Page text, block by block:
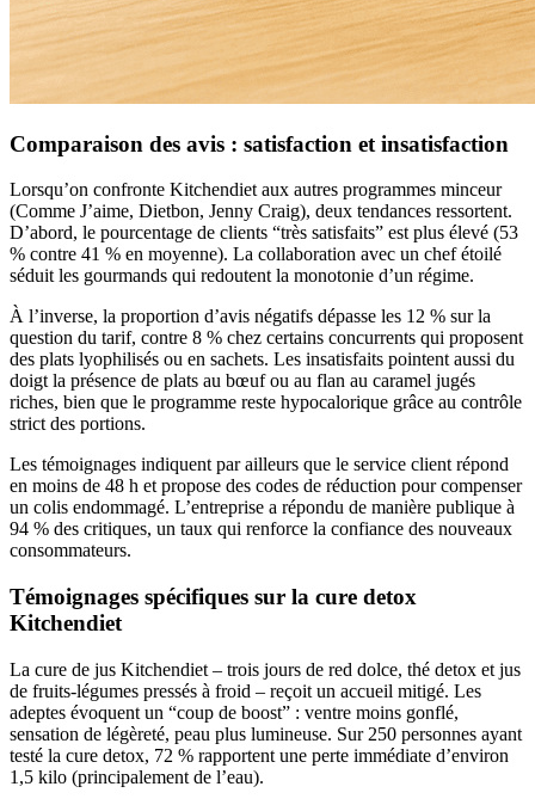
Comparaison des avis : satisfaction et insatisfaction
Lorsqu’on confronte Kitchendiet aux autres programmes minceur
(Comme J’aime, Dietbon, Jenny Craig), deux tendances ressortent.
D’abord, le pourcentage de clients “très satisfaits” est plus élevé (53
% contre 41 % en moyenne). La collaboration avec un chef étoilé
séduit les gourmands qui redoutent la monotonie d’un régime.
À l’inverse, la proportion d’avis négatifs dépasse les 12 % sur la
question du tarif, contre 8 % chez certains concurrents qui proposent
des plats lyophilisés ou en sachets. Les insatisfaits pointent aussi du
doigt la présence de plats au bœuf ou au flan au caramel jugés
riches, bien que le programme reste hypocalorique grâce au contrôle
strict des portions.
Les témoignages indiquent par ailleurs que le service client répond
en moins de 48 h et propose des codes de réduction pour compenser
un colis endommagé. L’entreprise a répondu de manière publique à
94 % des critiques, un taux qui renforce la confiance des nouveaux
consommateurs.
Témoignages spécifiques sur la cure detox
Kitchendiet
La cure de jus Kitchendiet – trois jours de red dolce, thé detox et jus
de fruits-légumes pressés à froid – reçoit un accueil mitigé. Les
adeptes évoquent un “coup de boost” : ventre moins gonflé,
sensation de légèreté, peau plus lumineuse. Sur 250 personnes ayant
testé la cure detox, 72 % rapportent une perte immédiate d’environ
1,5 kilo (principalement de l’eau).